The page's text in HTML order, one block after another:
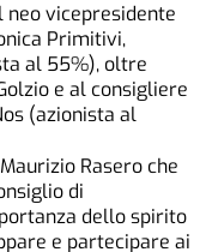
neo vicepresidente
Primitivi,
al 55%), oltre
e al consigliere
(azionista al
Rasero che
di
dello spirito
e partecipare ai